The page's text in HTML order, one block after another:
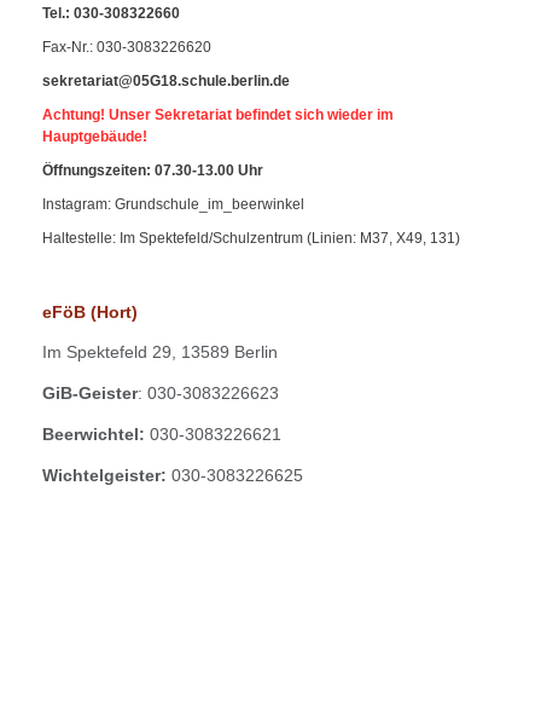
Tel.: 030-308322660
Fax-Nr.: 030-3083226620
sekretariat@05G18.schule.berlin.de
Achtung! Unser Sekretariat befindet sich wieder im
Hauptgebäude!
Öffnungszeiten: 07.30-13.00 Uhr
Instagram: Grundschule_im_beerwinkel
Haltestelle: Im Spektefeld/Schulzentrum (Linien: M37, X49, 131)
eFöB (Hort)
Im Spektefeld 29, 13589 Berlin
GiB-Geister: 030-3083226623
Beerwichtel: 030-3083226621
Wichtelgeister: 030-3083226625